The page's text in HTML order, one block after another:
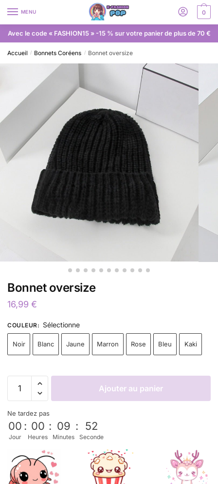
MENU 0
Avec le code « FASHION15 » -15 % sur votre panier de plus de 70 €
Accueil / Bonnets Coréens / Bonnet oversize
Bonnet oversize
16,99 €
COULEUR: Sélectionne
Noir Blanc Jaune Marron Rose Bleu Kaki
Ajouter au panier
Ne tardez pas
00
Jour
: 00
Heures
: 09
Minutes
: 52
Seconde